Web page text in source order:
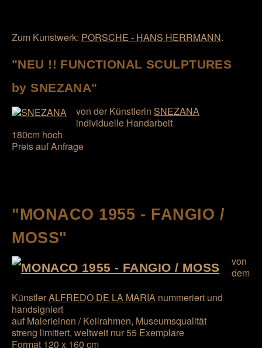
Zum Kunstwerk: PORSCHE - HANS HERRMANN.
"NEU !! FUNCTIONAL SCULPTURES
by SNEZANA"
von der Künstlerin SNEZANA
individuelle Handarbeit
180cm hoch
Preis auf Anfrage
"MONACO 1955 - FANGIO /
MOSS"
von
dem
KünstlerALFREDO DE LA MARIA nummeriert und
handsigniert
auf Malerleinen / Keilrahmen, Museumsqualität
streng limitiert, weltweit nur 55 Exemplare
Format 120 x 160 cm